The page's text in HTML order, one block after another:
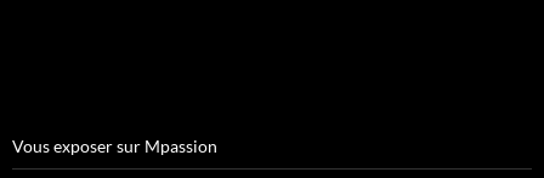
Vous exposer sur Mpassion